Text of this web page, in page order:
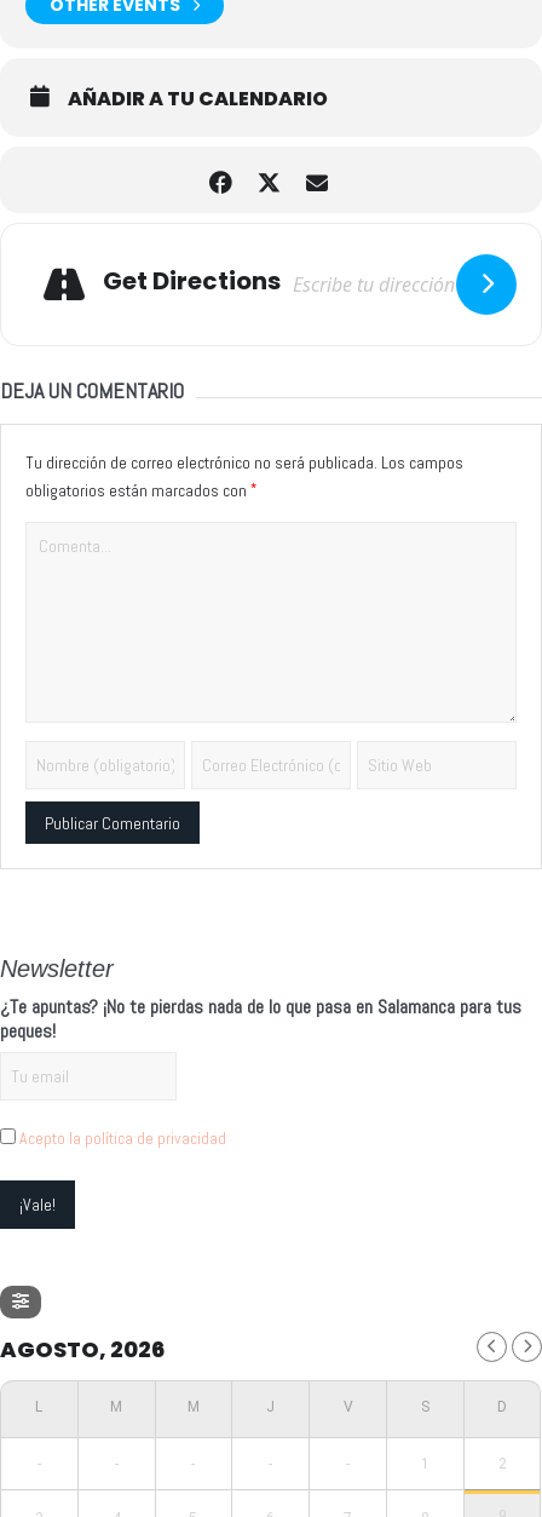
OTHER EVENTS
AÑADIR A TU CALENDARIO
Get Directions
DEJA UN COMENTARIO
Tu dirección de correo electrónico no será publicada. Los campos
obligatorios están marcados con *
Newsletter
¿Te apuntas? ¡No te pierdas nada de lo que pasa en Salamanca para tus
peques!
Acepto la política de privacidad
AGOSTO, 2026
- - - - - 1 2